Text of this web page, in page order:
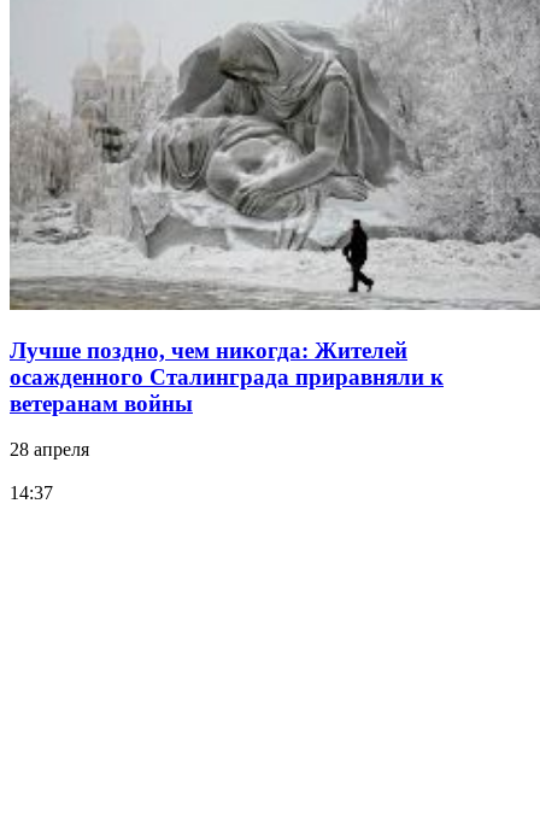
Лучше поздно, чем никогда: Жителей
осажденного Сталинграда приравняли к
ветеранам войны
28 апреля
14:37